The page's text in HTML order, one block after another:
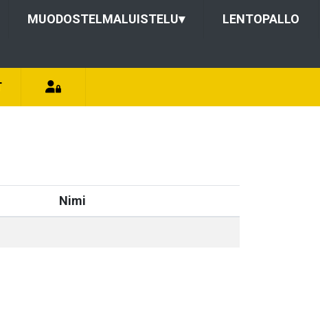
MUODOSTELMALUISTELU▾ LENTOPALLO
Nimi